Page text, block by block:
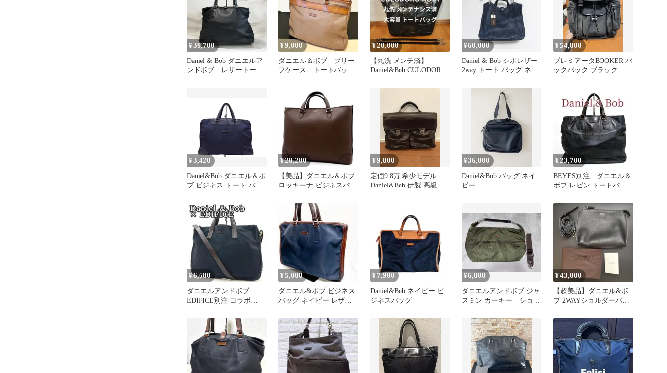
¥39,700
Daniel & Bob ダニエルア
ンドボブ レザートート
¥9,000
ダニエル＆ボブ ブリー
フケース トートバッ
¥20,000
【丸洗 メンテ済】
Daniel&Bob CULODORO
¥60,000
Daniel & Bob シボレザー
2way トート バッグ ネイ
¥54,800
プレミアータBOOKER バ
ックパック ブラック 未
¥3,420
Daniel&Bob ダニエル＆ボ
ブ ビジネス トート バッ
¥28,200
【美品】ダニエル＆ボブ
ロッキーナ ビジネスバッ
¥9,800
定価9.8万 希少モデル
Daniel&Bob 伊製 高級レ
¥36,000
Daniel&Bob バッグ ネイ
ビー
¥23,700
BEYES別注 ダニエル＆
ボブ レビン トートバッ
対応
¥ 6,680
ダニエルアンドボブ
EDIFICE別注 コラボ
¥ 5,000
ダニエル&ボブ ビジネス
バッグ ネイビー レザー
¥ 7,900
Daniel&Bob ネイビー ビ
ジネスバッグ
¥6,800
ダニエルアンドボブ ジャ
スミン カーキー ショル
¥43,000
【超美品】ダニエル&ボ
ブ 2WAYショルダーバッ